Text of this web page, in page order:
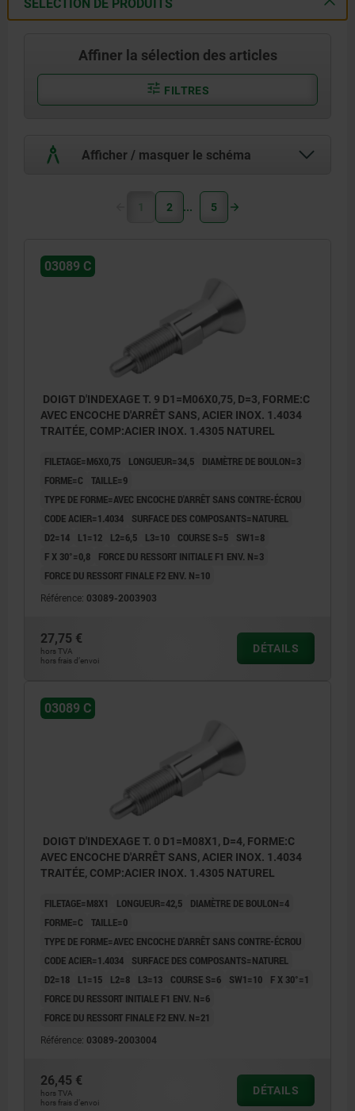
SÉLECTION DE PRODUITS
Affiner la sélection des articles
FILTRES
Afficher / masquer le schéma
1 2 5
03089 C
DOIGT D'INDEXAGE T. 9 D1=M06X0,75, D=3, FORME:C
AVEC ENCOCHE D'ARRÊT SANS, ACIER INOX. 1.4034
TRAITÉE, COMP:ACIER INOX. 1.4305 NATUREL
FILETAGE=M6X0,75 LONGUEUR=34,5
DIAMÈTRE DE BOULON=3
FORME=C
TAILLE=9
TYPE DE FORME=AVEC ENCOCHE D'ARRÊT SANS CONTRE-ÉCROU
CODE ACIER=1.4034
SURFACE DES COMPOSANTS=NATUREL
D2=14
L1=12 L2=6,5 L3=10 COURSE S=5
SW1=8
F X 30°=0,8
FORCE DU RESSORT INITIALE F1 ENV. N=3
FORCE DU RESSORT FINALE F2 ENV. N=10
Référence: 03089-2003903
27,75 €
hors TVA
hors frais d’envoi
DÉTAILS
03089 C
DOIGT D'INDEXAGE T. 0 D1=M08X1, D=4, FORME:C
AVEC ENCOCHE D'ARRÊT SANS, ACIER INOX. 1.4034
TRAITÉE, COMP:ACIER INOX. 1.4305 NATUREL
FILETAGE=M8X1 LONGUEUR=42,5
DIAMÈTRE DE BOULON=4
FORME=C
TAILLE=0
TYPE DE FORME=AVEC ENCOCHE D'ARRÊT SANS CONTRE-ÉCROU
CODE ACIER=1.4034
SURFACE DES COMPOSANTS=NATUREL
D2=18
L1=15 L2=8 L3=13 COURSE S=6 SW1=10
F X 30°=1
FORCE DU RESSORT INITIALE F1 ENV. N=6
FORCE DU RESSORT FINALE F2 ENV. N=21
Référence: 03089-2003004
26,45 €
hors TVA
hors frais d’envoi
DÉTAILS